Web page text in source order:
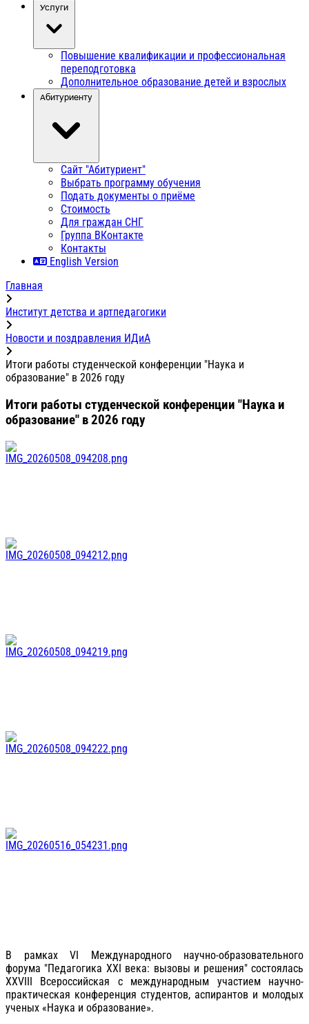
Услуги
Повышение квалификации и профессиональная
переподготовка
Дополнительное образование детей и взрослых
Абитуриенту
Сайт "Абитуриент"
Выбрать программу обучения
Подать документы о приёме
Стоимость
Для граждан СНГ
Группа ВКонтакте
Контакты
English Version
Главная
Институт детства и артпедагогики
Новости и поздравления ИДиА
Итоги работы студенческой конференции "Наука и
образование" в 2026 году
Итоги работы студенческой конференции "Наука и
образование" в 2026 году
В рамках VI Международного научно-образовательного
форума "Педагогика XXI века: вызовы и решения" состоялась
XXVIII Всероссийская с международным участием научно-
практическая конференция студентов, аспирантов и молодых
ученых «Наука и образование».